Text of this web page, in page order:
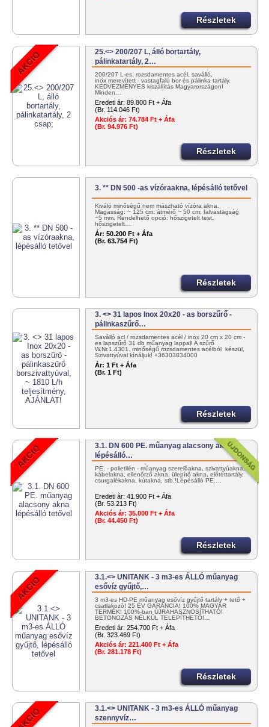
Részletek
25.<> 200/207 L, álló bortartály,
pálinkatartály, 2…
200/207 L-es, rozsdamentes acél, saválló,
inox merevített - vastagfalú bor és pálinka tartály.
KEDVEZMÉNYES kiszállítás Magyarországon!
Minden…
Eredeti ár: 89.800 Ft + Áfa
(Br. 114.046 Ft)
Akciós ár: 74.784 Ft + Áfa
(Br. 94.976 Ft)
Részletek
3. ** DN 500 -as vízóraakna, lépésálló tetővel
Kiváló minőségű nem mászható vízóra akna.
Magasság: ~ 125 cm; átmérő ~ 50 cm; falvastagság
~5 mm. Rendelhető opció: hőszigetelt test,
hőszigetelt…
Ár: 50.200 Ft + Áfa
(Br. 63.754 Ft)
Részletek
3. <> 31 lapos Inox 20x20 - as borszűrő -
pálinkaszűrő…
Saválló acl / rozsdamentes acél / inox 20 cm x 20 cm -
es lapszűrő 31 db műanyag lappal! A szűrő
W.Nr.1.4301. minőségű rozsdamentes acélból készül.
Szivattyúval kínáljuk! +36303834000
info@tartalygyar.hu
Ár: 1 Ft + Áfa
(Br. 1 Ft)
Részletek
3.1. DN 600 PE. műanyag alacsony akna
lépésálló…
PE. - polietilén - műanyag szerelőakna, szivattyúakna,
kábelakna, ellenőrző akna, ülepítő akna, előtéttartály,
csurgalékakna, kútakna, stb.!Lépésálló PE.…
Eredeti ár: 41.900 Ft + Áfa
(Br. 53.213 Ft)
Akciós ár: 35.000 Ft + Áfa
(Br. 44.450 Ft)
Részletek
3.1.<> UNITANK - 3 m3-es ÁLLÓ műanyag
esővíz gyűjtő,…
3 m3-es HD-PE műanyag esővíz gyűjtő tartály + tető +
csatlakozó! 25 ÉV GARANCIA! 100% MAGYAR
TERMÉK! 100%-ban ÚJRAHASZNOSÍTHATÓ!
BETONOZÁS NÉLKÜL TELEPÍTHETŐ!…
Eredeti ár: 254.700 Ft + Áfa
(Br. 323.469 Ft)
Akciós ár: 221.400 Ft + Áfa
(Br. 281.178 Ft)
Részletek
3.1.<> UNITANK - 3 m3-es ÁLLÓ műanyag
szennyvíz…